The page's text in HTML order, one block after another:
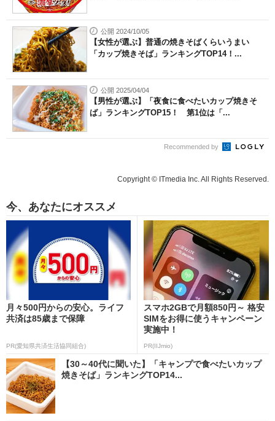
公開 2024/10/05
【女性が選ぶ】普通の焼きそばくらいうまい
「カップ焼きそば」ランキングTOP14！...
公開 2025/04/04
【男性が選ぶ】「夜食に食べたいカップ焼きそ
ば」ランキングTOP15！ 第1位は「...
Recommended by
Copyright © ITmedia Inc. All Rights Reserved.
今、あなたにオススメ
月々500円からの安心。ライフ
共済は85歳まで保障
PR(愛知県共済生活協同組合)
スマホ2GBで月額850円～ 格安
SIMをお得に使うキャンペーン
実施中！
PR(IIJmio)
【30～40代に聞いた】「キャンプで食べたいカップ
焼きそば」ランキングTOP14...